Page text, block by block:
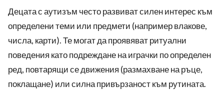
Децата с аутизъм често развиват силен интерес към
определени теми или предмети (например влакове,
числа, карти). Те могат да проявяват ритуални
поведения като подреждане на играчки по определен
ред, повтарящи се движения (размахване на ръце,
поклащане) или силна привързаност към рутината.